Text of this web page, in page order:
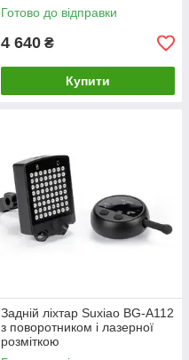
Готово до відправки
4 640 ₴
Купити
Задній ліхтар Suxiao BG-A112
з поворотником і лазерної
розміткою